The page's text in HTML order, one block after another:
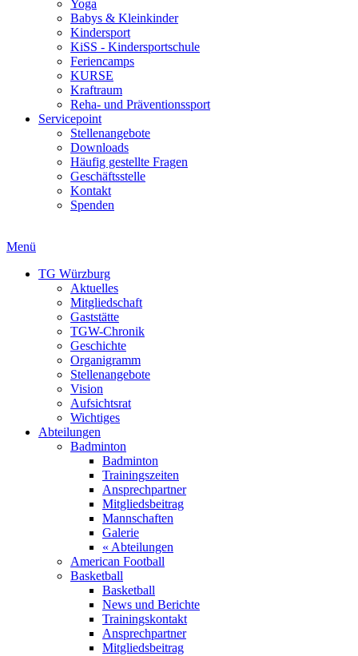
Yoga
Babys & Kleinkinder
Kindersport
KiSS - Kindersportschule
Feriencamps
KURSE
Kraftraum
Reha- und Präventionssport
Servicepoint
Stellenangebote
Downloads
Häufig gestellte Fragen
Geschäftsstelle
Kontakt
Spenden
Menü
TG Würzburg
Aktuelles
Mitgliedschaft
Gaststätte
TGW-Chronik
Geschichte
Organigramm
Stellenangebote
Vision
Aufsichtsrat
Wichtiges
Abteilungen
Badminton
Badminton
Trainingszeiten
Ansprechpartner
Mitgliedsbeitrag
Mannschaften
Galerie
« Abteilungen
American Football
Basketball
Basketball
News und Berichte
Trainingskontakt
Ansprechpartner
Mitgliedsbeitrag